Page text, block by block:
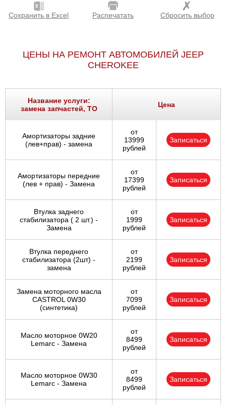
Сохранить в Excel Распечатать Сбросить выбор
ЦЕНЫ НА РЕМОНТ АВТОМОБИЛЕЙ JEEP
CHEROKEE
Название услуги:
замена запчастей, ТО
Цена
Амортизаторы задние
(лев+прав) - замена
от
13999
рублей
Записаться
Амортизаторы передние
(лев + прав) - Замена
от
17399
рублей
Записаться
Втулка заднего
стабилизатора ( 2 шт.) -
Замена
от
1999
рублей
Записаться
Втулка переднего
стабилизатора (2шт) -
замена
от
2199
рублей
Записаться
Замена моторного масла
CASTROL 0W30
(синтетика)
от
7099
рублей
Записаться
Масло моторное 0W20
Lemarc - Замена
от
8499
рублей
Записаться
Масло моторное 0W30
Lemarc - Замена
от
8499
рублей
Записаться